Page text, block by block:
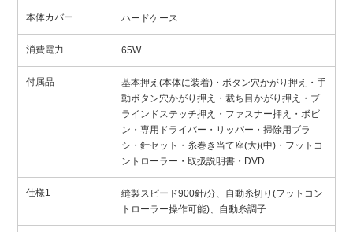
本体カバー ハードケース
消費電力 65W
付属品
基本押え(本体に装着)・ボタン穴かがり押え・手
動ボタン穴かがり押え・裁ち目かがり押え・ブ
ラインドステッチ押え・ファスナー押え・ボビ
ン・専用ドライバー・リッパー・掃除用ブラ
シ・針セット・糸巻き当て座(大)(中)・フットコ
ントローラー・取扱説明書・DVD
仕様1
縫製スピード900針/分、自動糸切り(フットコン
トローラー操作可能)、自動糸調子